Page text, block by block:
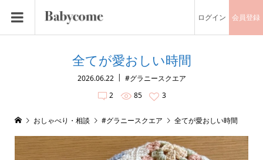
ログイン 会員登録
全てが愛おしい時間
2026.06.22
#グラニースクエア
2
85 3
おしゃべり・相談 #グラニースクエア 全てが愛おしい時間